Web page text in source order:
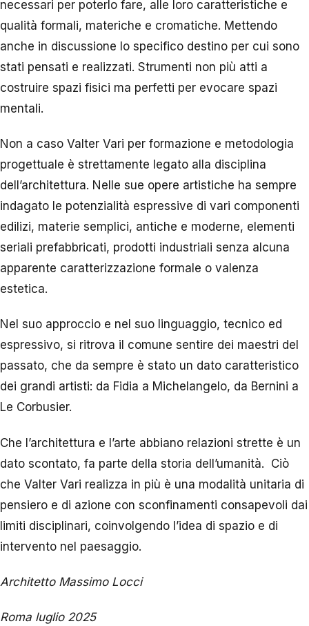
necessari per poterlo fare, alle loro caratteristiche e
qualità formali, materiche e cromatiche. Mettendo
anche in discussione lo specifico destino per cui sono
stati pensati e realizzati. Strumenti non più atti a
costruire spazi fisici ma perfetti per evocare spazi
mentali.
Non a caso Valter Vari per formazione e metodologia
progettuale è strettamente legato alla disciplina
dell’architettura. Nelle sue opere artistiche ha sempre
indagato le potenzialità espressive di vari componenti
edilizi, materie semplici, antiche e moderne, elementi
seriali prefabbricati, prodotti industriali senza alcuna
apparente caratterizzazione formale o valenza
estetica.
Nel suo approccio e nel suo linguaggio, tecnico ed
espressivo, si ritrova il comune sentire dei maestri del
passato, che da sempre è stato un dato caratteristico
dei grandi artisti: da Fidia a Michelangelo, da Bernini a
Le Corbusier.
Che l’architettura e l’arte abbiano relazioni strette è un
dato scontato, fa parte della storia dell’umanità. Ciò
che Valter Vari realizza in più è una modalità unitaria di
pensiero e di azione con sconfinamenti consapevoli dai
limiti disciplinari, coinvolgendo l’idea di spazio e di
intervento nel paesaggio.
Architetto Massimo Locci
Roma luglio 2025